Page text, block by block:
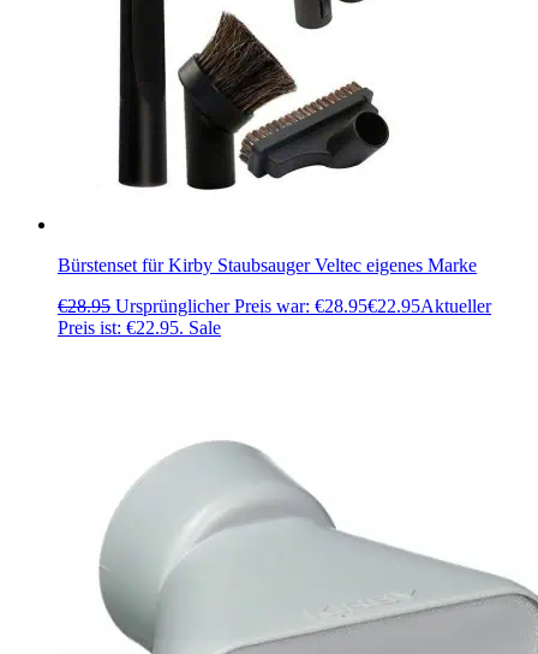
Bürstenset für Kirby Staubsauger Veltec eigenes Marke
€28.95 Ursprünglicher Preis war: €28.95€22.95Aktueller
Preis ist: €22.95. Sale